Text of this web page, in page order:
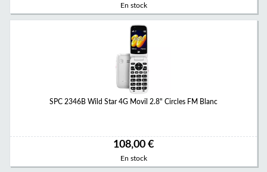
En stock
SPC 2346B Wild Star 4G Movil 2.8" Circles FM Blanc
108,00 €
En stock